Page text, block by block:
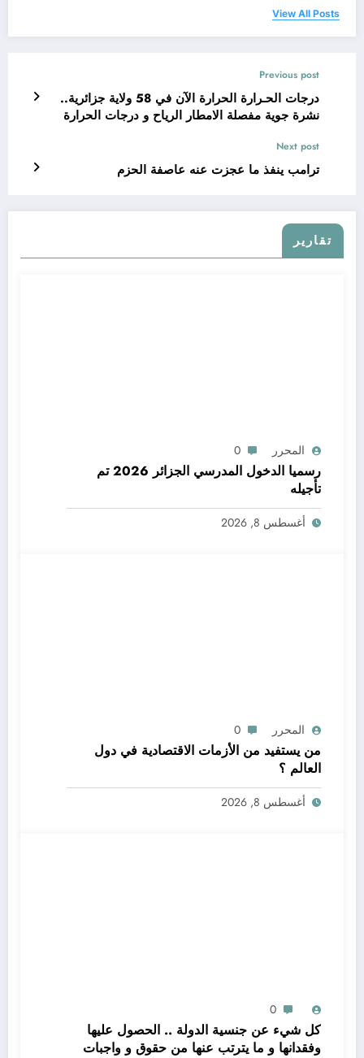
View All Posts
Previous post
درجات الحـرارة الحرارة الآن في 58 ولاية جزائرية..
نشرة جوية مفصلة الامطار الرياح و درجات الحرارة
Next post
ترامب ينفذ ما عجزت عنه عاصفة الحزم
تقارير
المحرر 0
رسميا الدخول المدرسي الجزائر 2026 تم
تأجيله
أغسطس 8, 2026
المحرر 0
من يستفيد من الأزمات الاقتصادية في دول
العالم ؟
أغسطس 8, 2026
0
كل شيء عن جنسية الدولة .. الحصول عليها
وفقدانها و ما يترتب عنها من حقوق و واجبات